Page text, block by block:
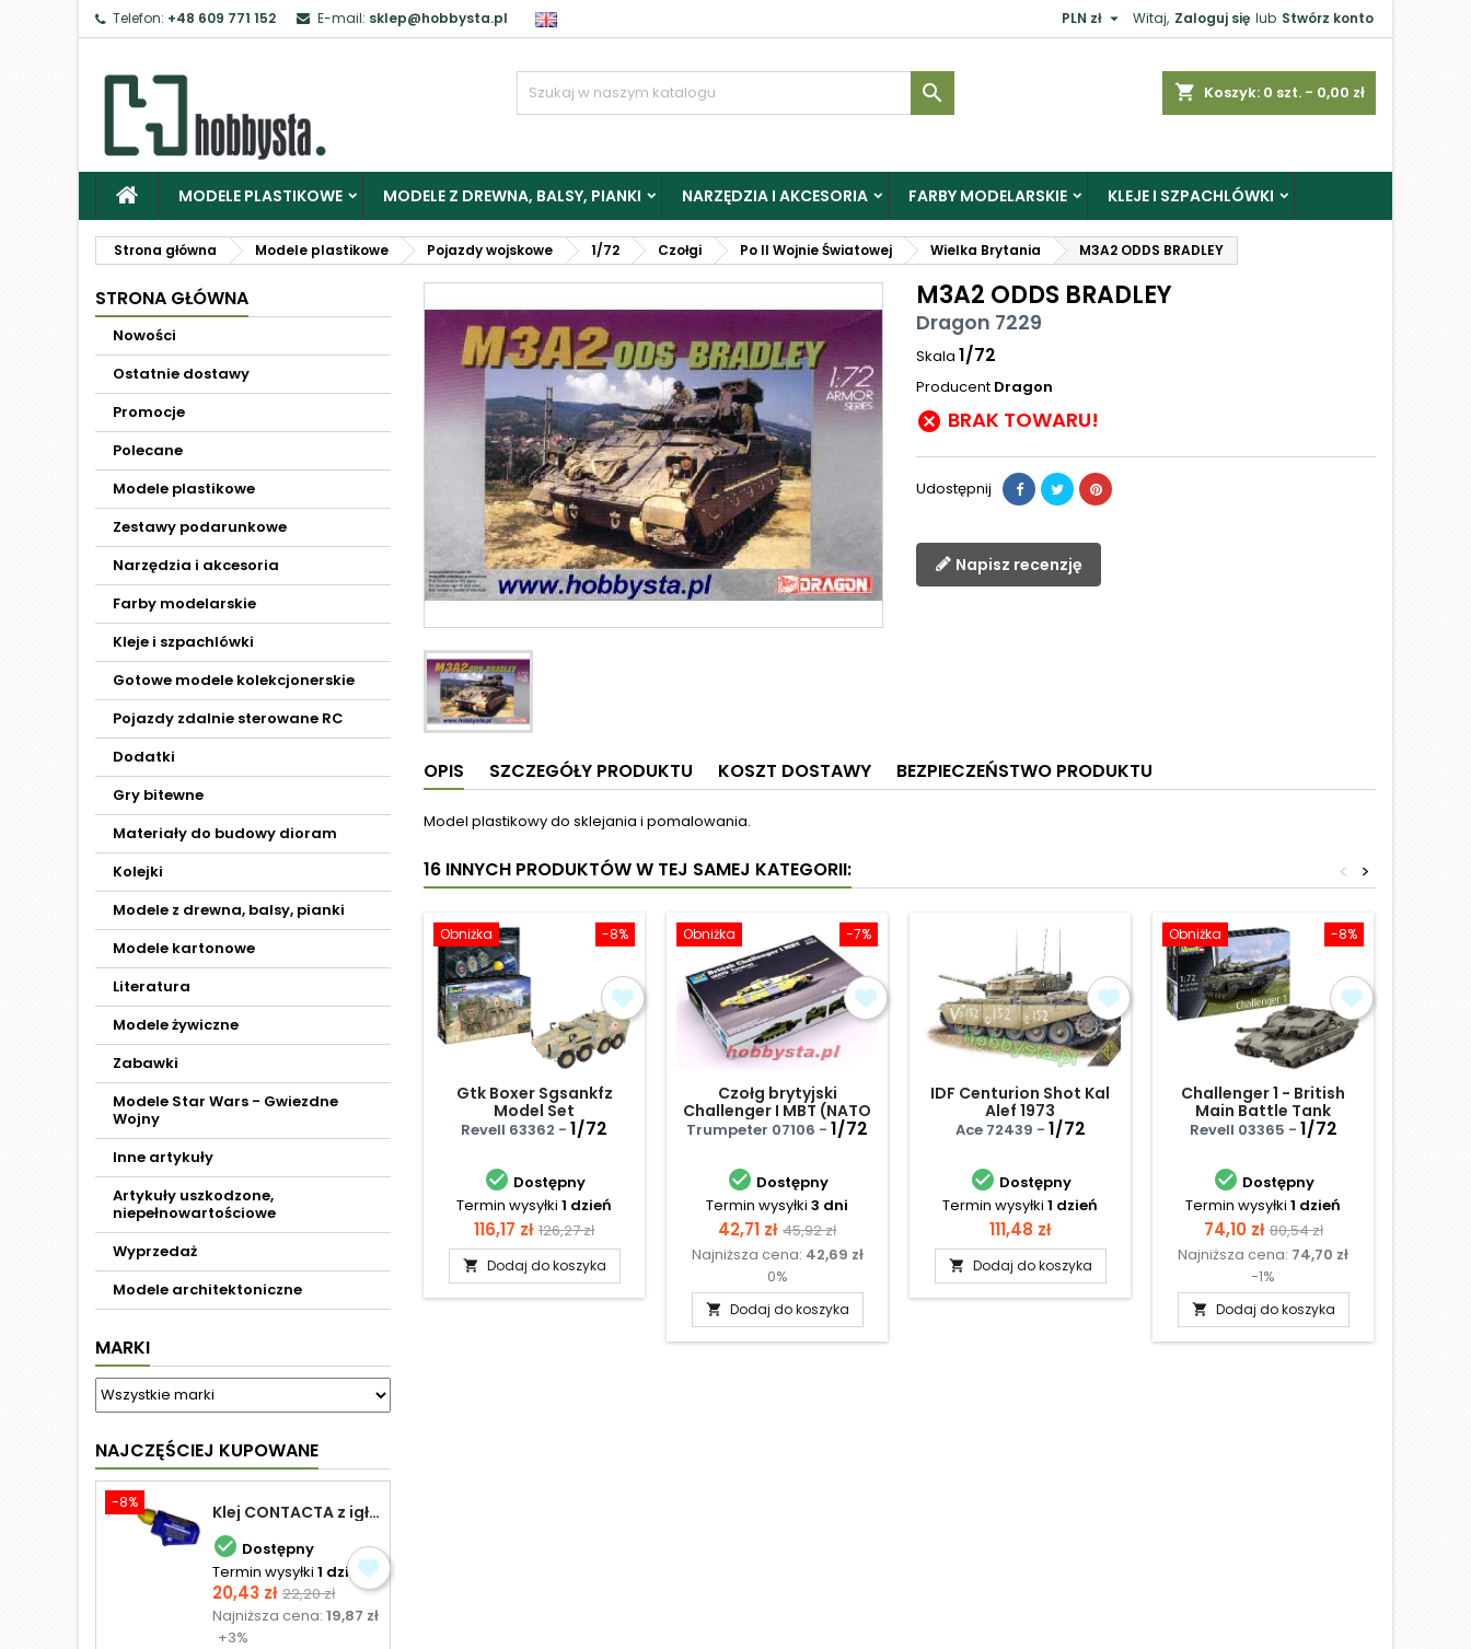
Telefon: +48 609 771 152 E-mail: sklep@hobbysta.pl Witaj, Zaloguj się lub Stwórz konto
PLN zł 
shopping_cart Koszyk: 0 szt. - 0,00 zł

MODELE PLASTIKOWE MODELE Z DREWNA, BALSY, PIANKI NARZĘDZIA I AKCESORIA FARBY MODELARSKIE KLEJE I SZPACHLÓWKI
Strona główna Modele plastikowe Pojazdy wojskowe 1/72 Czołgi Po II Wojnie Światowej Wielka Brytania M3A2 ODDS BRADLEY
STRONA GŁÓWNA
Nowości
Ostatnie dostawy
Promocje
Polecane
Modele plastikowe
Zestawy podarunkowe
Narzędzia i akcesoria
Farby modelarskie
Kleje i szpachlówki
Gotowe modele kolekcjonerskie
Pojazdy zdalnie sterowane RC
Dodatki
Gry bitewne
Materiały do budowy dioram
Kolejki
Modele z drewna, balsy, pianki
Modele kartonowe
Literatura
Modele żywiczne
Zabawki
Modele Star Wars - Gwiezdne
Wojny
Inne artykuły
Artykuły uszkodzone,
niepełnowartościowe
Wyprzedaż
Modele architektoniczne
MARKI
NAJCZĘŚCIEJ KUPOWANE
-8% Klej CONTACTA z igłą do plastiku 25,0 g
 Dostępny
Termin wysyłki 1 dzień
Cena
20,43 zł Cena
podstawowa
22,20 zł
Najniższa cena:19,87 zł
+3%
M3A2 ODDS BRADLEY
Dragon 7229
Skala 1/72
Producent Dragon
 BRAK TOWARU!
Udostępnij
Napisz recenzję
OPIS SZCZEGÓŁY PRODUKTU KOSZT DOSTAWY BEZPIECZEŃSTWO PRODUKTU
Model plastikowy do sklejania i pomalowania.
16 INNYCH PRODUKTÓW W TEJ SAMEJ KATEGORII: >
<
-8%
Obniżka
Gtk Boxer Sgsankfz
Model Set
Revell 63362 - 1/72
 Dostępny
Termin wysyłki 1 dzień
Cena
116,17 zł Cena
podstawowa
126,27 zł
 Dodaj do koszyka
-7%
Obniżka
Czołg brytyjski
Challenger I MBT (NATO
Version)
Trumpeter 07106 - 1/72
 Dostępny
Termin wysyłki 3 dni
Cena
42,71 zł Cena
podstawowa
45,92 zł
Najniższa cena: 42,69 zł
0%
 Dodaj do koszyka
IDF Centurion Shot Kal
Alef 1973
Ace 72439 - 1/72
 Dostępny
Termin wysyłki 1 dzień
Cena
111,48 zł
 Dodaj do koszyka
-8%
Obniżka
Challenger 1 - British
Main Battle Tank
Revell 03365 - 1/72
 Dostępny
Termin wysyłki 1 dzień
Cena
74,10 zł Cena
podstawowa
80,54 zł
Najniższa cena: 74,70 zł
-1%
 Dodaj do koszyka